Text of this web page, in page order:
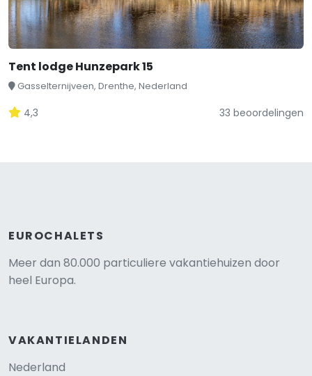
Tent lodge Hunzepark 15
Gasselternijveen, Drenthe, Nederland
4,3 33 beoordelingen
EUROCHALETS
Meer dan 80.000 particuliere vakantiehuizen door
heel Europa.
VAKANTIELANDEN
Nederland